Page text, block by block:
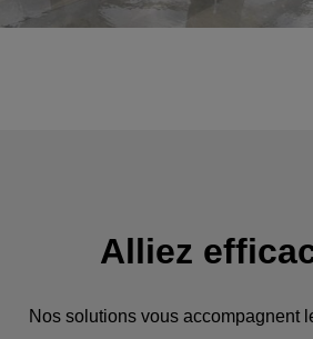
Alliez
Nos solutions vous accompagnent